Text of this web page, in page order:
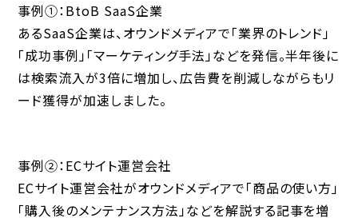
事例①：BtoB SaaS企業
あるSaaS企業は、オウンドメディアで「業界のトレンド」
「成功事例」「マーケティング手法」などを発信。半年後に
は検索流入が3倍に増加し、広告費を削減しながらもリ
ード獲得が加速しました。
事例②：ECサイト運営会社
ECサイト運営会社がオウンドメディアで「商品の使い方」
「購入後のメンテナンス方法」などを解説する記事を増